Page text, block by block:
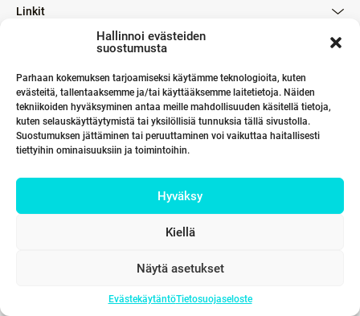
Hallinnoi evästeiden
suostumusta
Parhaan kokemuksen tarjoamiseksi käytämme teknologioita, kuten
evästeitä, tallentaaksemme ja/tai käyttääksemme laitetietoja. Näiden
tekniikoiden hyväksyminen antaa meille mahdollisuuden käsitellä tietoja,
kuten selauskäyttäytymistä tai yksilöllisiä tunnuksia tällä sivustolla.
Suostumuksen jättäminen tai peruuttaminen voi vaikuttaa haitallisesti
tiettyihin ominaisuuksiin ja toimintoihin.
Hyväksy
Kiellä
Näytä asetukset
EvästekäytäntöTietosuojaseloste
Linkit
Yhteystiedot